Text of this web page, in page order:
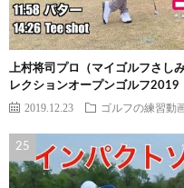
上村将司プロ（マイゴルフさし
レクションオープンゴルフ2019
2019.12.23 ゴルフの練習動